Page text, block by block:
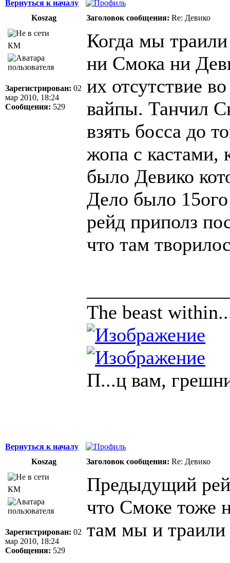
Вернуться к началу
Koszag
Заголовок сообщения: Re: Девико
КМ
Зарегистрирован: 02
мар 2010, 18:24
Сообщения: 529
Когда мы
ни Смока ни
их отсутствие
вайпы. Танчил
взять босса до
жопа с кастами,
было Девико
Дело было
рейд приполз
что там
The beast
П...ц вам,
Вернуться к началу
Koszag
Заголовок сообщения: Re: Девико
КМ
Зарегистрирован: 02
мар 2010, 18:24
Сообщения: 529
Предыдущий
что Смоке тоже
там мы и траили